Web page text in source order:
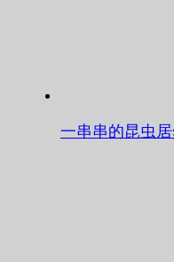
一串串的昆虫